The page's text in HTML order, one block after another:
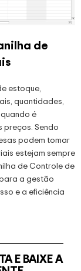
de
estoque,
quantidades,
é
preços. Sendo
podem tomar
estejam sempre
de Controle de
a gestão
e a eficiência
E BAIXE A